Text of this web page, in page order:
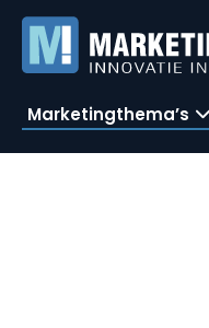
Marketingthema’s